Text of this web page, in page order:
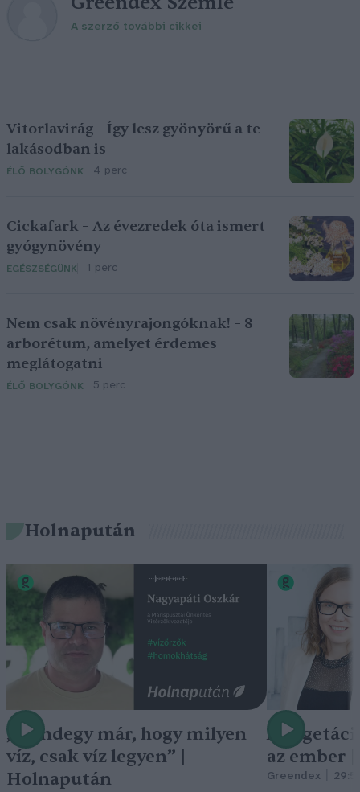
A szerző további cikkei
Vitorlavirág – Így lesz gyönyörű a te
lakásodban is
ÉLŐ BOLYGÓNK 4 perc
Cickafark – Az évezredek óta ismert
gyógynövény
EGÉSZSÉGÜNK 1 perc
Nem csak növényrajongóknak! – 8
arborétum, amelyet érdemes
meglátogatni
ÉLŐ BOLYGÓNK 5 perc
Holnapután
„Mindegy már, hogy milyen
víz, csak víz legyen” |
Holnapután
A
az ember
Greendex